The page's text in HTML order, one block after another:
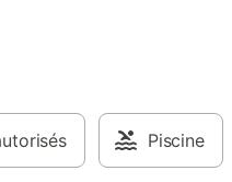
Piscine